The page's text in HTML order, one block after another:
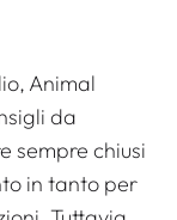
Animal
da
sempre chiusi
in tanto per